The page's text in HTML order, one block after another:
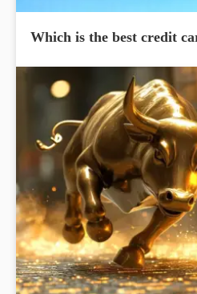
Which is the best credit